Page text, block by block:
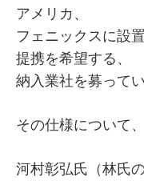
アメリカ、
フェニックスに設
提携を希望する、
納入業社を募って
その仕様について、
河村彰弘氏（林氏